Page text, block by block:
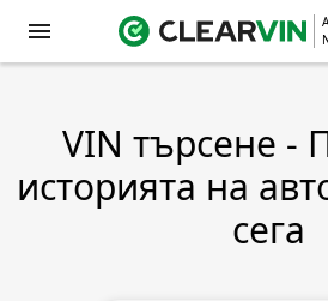
VIN търсене -
историята на
сега